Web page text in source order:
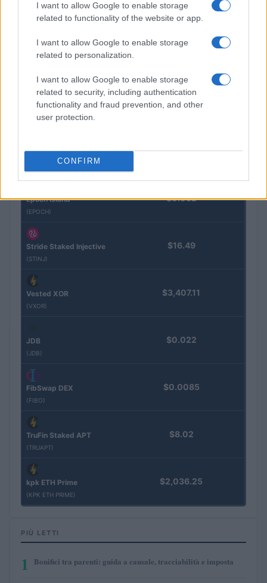
I want to allow Google to enable storage
related to functionality of the website or app.
I want to allow Google to enable storage
related to personalization.
I want to allow Google to enable storage
related to security, including authentication
functionality and fraud prevention, and other
user protection.
CONFIRM
Gold (Terra
(PAXG)
BTC
(KBTC)
$83,270.00
Morpho Vault
(STEAKEURCV)
Epoch Island
(EPOCH)
$0.032
Stride Staked Injective
(STINJ)
$16.49
Vested XOR
(VXOR)
$3,407.11
JDB
(JDB)
$0.022
FibSwap DEX
(FIBO)
$0.0085
TruFin Staked APT
(TRUAPT)
$8.02
kpk ETH Prime
(KPK ETH PRIME)
$2,036.25
PIÙ LETTI
1 Bonifici tra parenti: guida a causale, tracciabilità e imposta